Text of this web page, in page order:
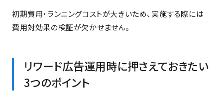
初期費用・ランニングコストが大きいため、実施する際には
費用対効果の検証が欠かせません。
リワード広告運用時に押さえておきたい
3つのポイント